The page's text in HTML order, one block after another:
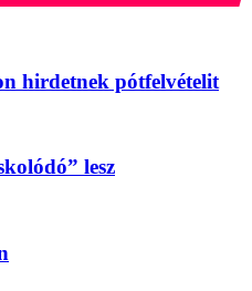
hirdetnek pótfelvételit
lesz